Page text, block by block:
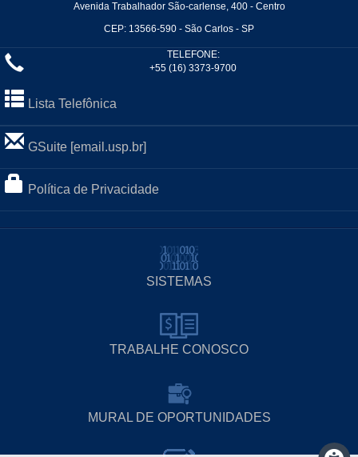
Avenida Trabalhador São-carlense, 400 - Centro
CEP: 13566-590 - São Carlos - SP
TELEFONE:
+55 (16) 3373-9700
Lista Telefônica
GSuite [email.usp.br]
Política de Privacidade
SISTEMAS
TRABALHE CONOSCO
MURAL DE OPORTUNIDADES